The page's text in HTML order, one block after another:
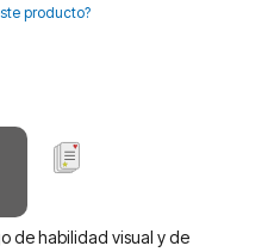
producto?
de habilidad visual y de